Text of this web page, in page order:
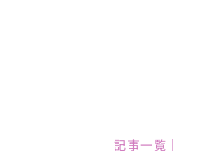
│記事一覧│